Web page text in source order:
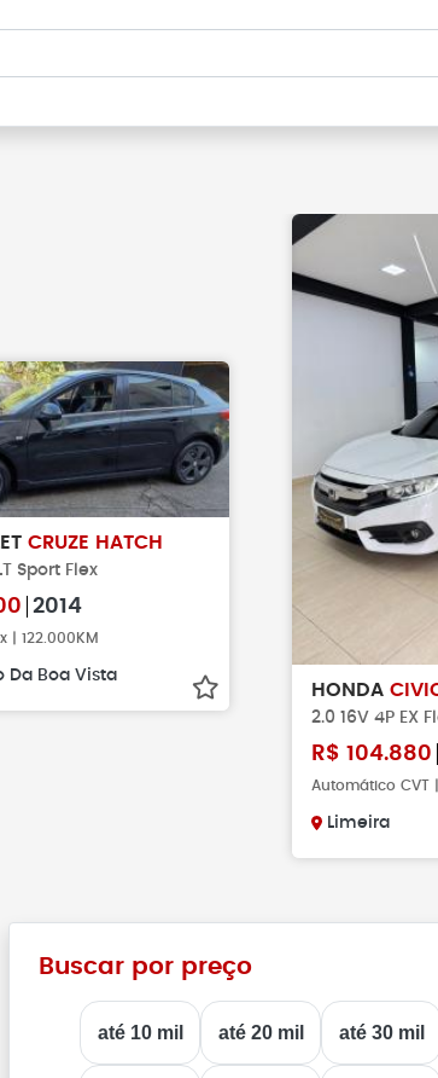
CRUZE HATCH
Sport Flex
2014
| 122.000KM
Da Boa Vista
HONDA
2.0 16V 4P EX
R$ 104.880
Automático CVT
Limeira
Buscar por preço
até 10 mil até 20 mil até 30 mil